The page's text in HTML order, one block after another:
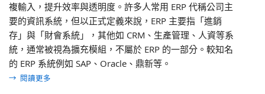
複輸入，提升效率與透明度。許多人常用 ERP 代稱公司主
要的資訊系統，但以正式定義來說，ERP 主要指「進銷
存」與「財會系統」，其他如 CRM、生產管理、人資等系
統，通常被視為擴充模組，不屬於 ERP 的一部分。較知名
的 ERP 系統例如 SAP、Oracle、鼎新等。
→ 閱讀更多